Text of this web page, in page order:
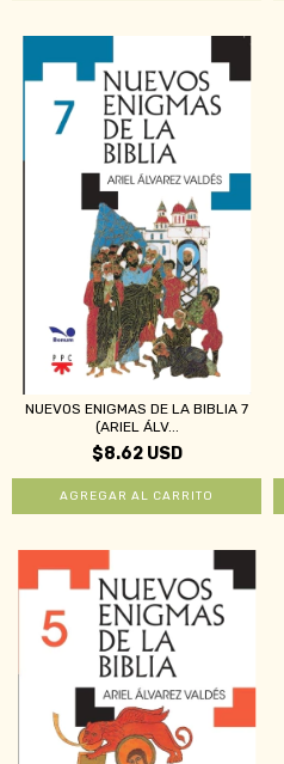
NUEVOS ENIGMAS DE LA BIBLIA 7
(ARIEL ÁLV...
$8.62 USD